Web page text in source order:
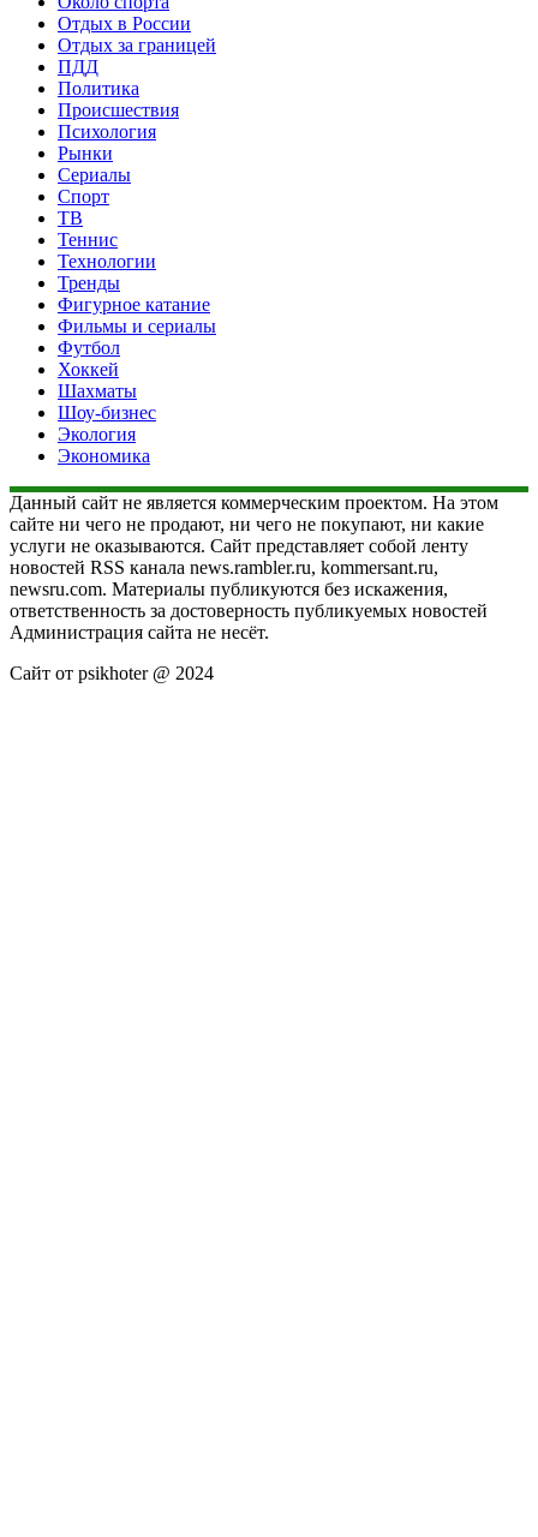
Отдых в России
Отдых за границей
ПДД
Политика
Происшествия
Психология
Рынки
Сериалы
Спорт
ТВ
Теннис
Технологии
Тренды
Фигурное катание
Фильмы и сериалы
Футбол
Хоккей
Шахматы
Шоу-бизнес
Экология
Экономика
Данный сайт не является коммерческим проектом. На этом
сайте ни чего не продают, ни чего не покупают, ни какие
услуги не оказываются. Сайт представляет собой ленту
новостей RSS канала news.rambler.ru, kommersant.ru,
newsru.com. Материалы публикуются без искажения,
ответственность за достоверность публикуемых новостей
Администрация сайта не несёт.
Сайт от psikhoter @ 2024